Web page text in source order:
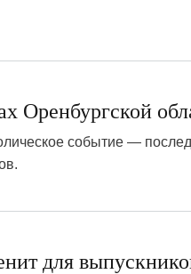
Оренбургской
событие —
для